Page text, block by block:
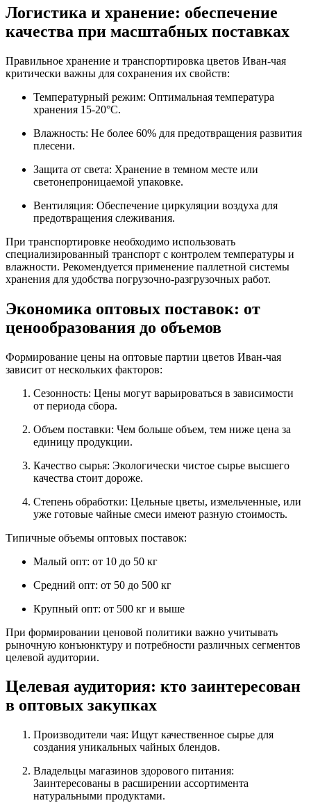
Логистика и хранение: обеспечение
качества при масштабных поставках
Правильное хранение и транспортировка цветов Иван-чая
критически важны для сохранения их свойств:
Температурный режим: Оптимальная температура
хранения 15-20°C.
Влажность: Не более 60% для предотвращения развития
плесени.
Защита от света: Хранение в темном месте или
светонепроницаемой упаковке.
Вентиляция: Обеспечение циркуляции воздуха для
предотвращения слеживания.
При транспортировке необходимо использовать
специализированный транспорт с контролем температуры и
влажности. Рекомендуется применение паллетной системы
хранения для удобства погрузочно-разгрузочных работ.
Экономика оптовых поставок: от
ценообразования до объемов
Формирование цены на оптовые партии цветов Иван-чая
зависит от нескольких факторов:
Сезонность: Цены могут варьироваться в зависимости
от периода сбора.
Объем поставки: Чем больше объем, тем ниже цена за
единицу продукции.
Качество сырья: Экологически чистое сырье высшего
качества стоит дороже.
Степень обработки: Цельные цветы, измельченные, или
уже готовые чайные смеси имеют разную стоимость.
Типичные объемы оптовых поставок:
Малый опт: от 10 до 50 кг
Средний опт: от 50 до 500 кг
Крупный опт: от 500 кг и выше
При формировании ценовой политики важно учитывать
рыночную конъюнктуру и потребности различных сегментов
целевой аудитории.
Целевая аудитория: кто заинтересован
в оптовых закупках
Производители чая: Ищут качественное сырье для
создания уникальных чайных блендов.
Владельцы магазинов здорового питания:
Заинтересованы в расширении ассортимента
натуральными продуктами.